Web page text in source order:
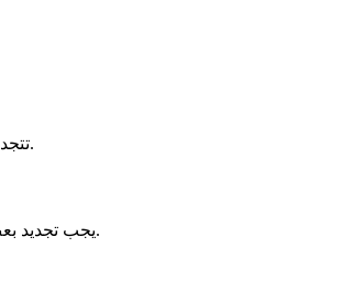
. وهذا ينطبق أيضًا على أعضاء الاتحاد الأوروبي.
يجب تجديدسنوات.